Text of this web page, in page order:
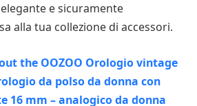
e sicuramente
alla tua collezione di accessori.